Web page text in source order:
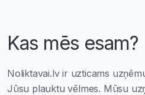
Kas mēs esam?
Noliktavai.lv ir uzticams
Jūsu plauktu vēlmes. Mūsu